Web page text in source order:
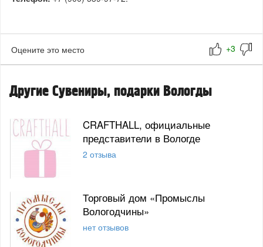
Оцените это место
Другие Сувениры, подарки Вологды
CRAFTHALL, официальные
представители в Вологде
2 отзыва
Торговый дом «Промыслы
Вологодчины»
нет отзывов